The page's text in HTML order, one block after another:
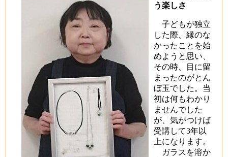
う楽しさ
子どもが独立
した際、縁のな
かったことを始
めようと思い、
その時、目に留
まったのがとん
ぼ玉でした。当
初は何もわかり
ませんでした
が、気がつけば
受講して3年以
上になります。
ガラスを溶か